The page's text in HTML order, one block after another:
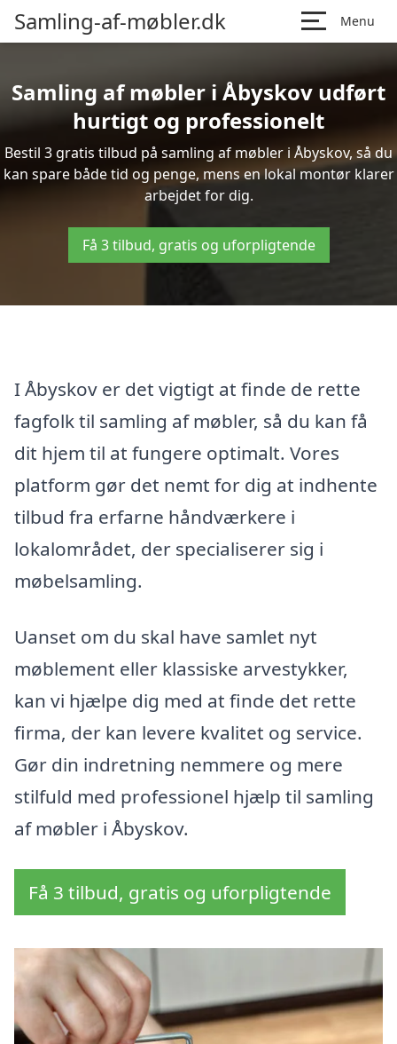
Samling-af-møbler.dk Menu
Samling af møbler i Åbyskov udført
hurtigt og professionelt
Bestil 3 gratis tilbud på samling af møbler i Åbyskov, så du
kan spare både tid og penge, mens en lokal montør klarer
arbejdet for dig.
Få 3 tilbud, gratis og uforpligtende
I Åbyskov er det vigtigt at finde de rette
fagfolk til samling af møbler, så du kan få
dit hjem til at fungere optimalt. Vores
platform gør det nemt for dig at indhente
tilbud fra erfarne håndværkere i
lokalområdet, der specialiserer sig i
møbelsamling.
Uanset om du skal have samlet nyt
møblement eller klassiske arvestykker,
kan vi hjælpe dig med at finde det rette
firma, der kan levere kvalitet og service.
Gør din indretning nemmere og mere
stilfuld med professionel hjælp til samling
af møbler i Åbyskov.
Få 3 tilbud, gratis og uforpligtende